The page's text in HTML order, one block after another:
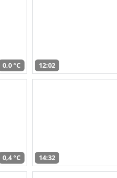
0,0 °C 12:02
0,4 °C 14:32